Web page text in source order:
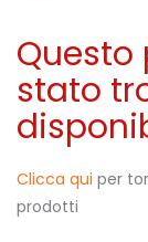
Questo
stato
Clicca qui per
prodotti